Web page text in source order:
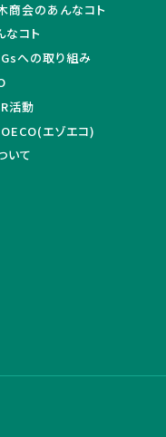
商会のあんなコト
なコト
への取り組み
活動
エゾエコ)
いて